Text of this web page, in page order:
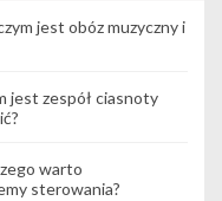
jest obóz muzyczny i
jest zespół ciasnoty
warto
sterowania?